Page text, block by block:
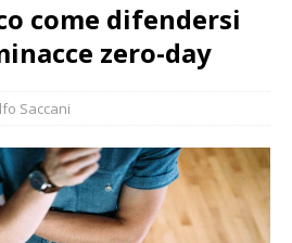
come difendersi
zero-day
Saccani